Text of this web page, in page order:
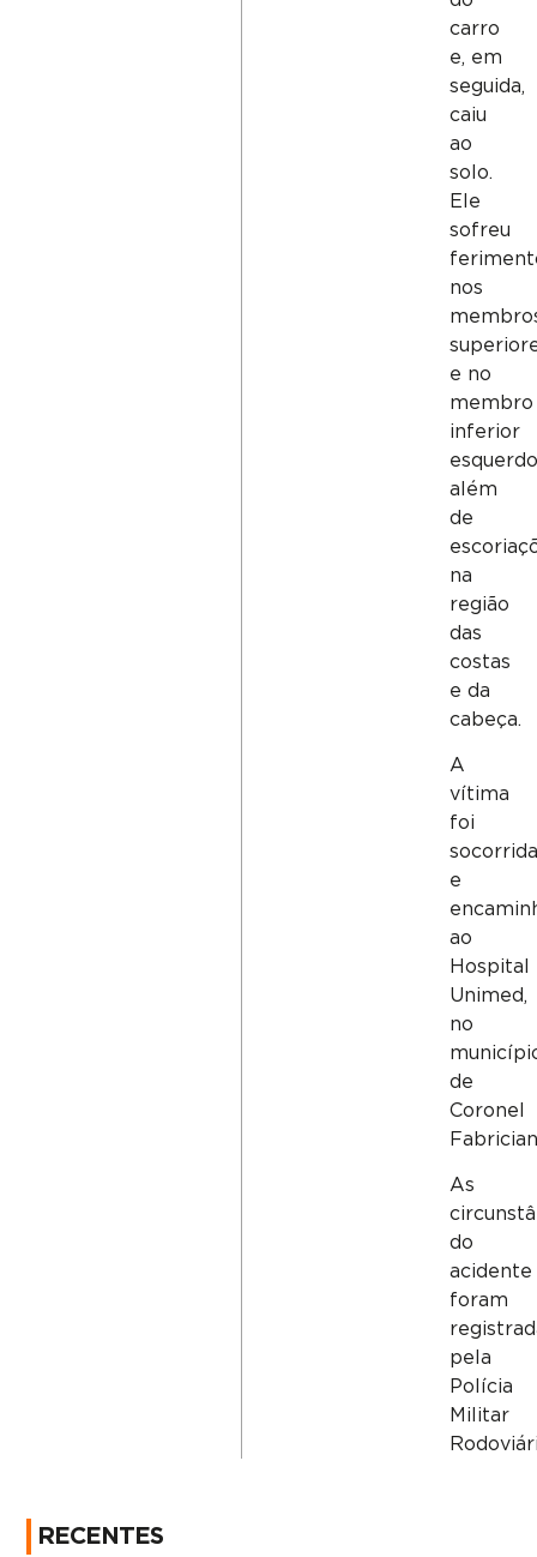
carro
e, em
seguida,
caiu
ao
solo.
Ele
sofreu
nos
e no
membro
inferior
além
de
na
região
das
costas
e da
cabeça.
A
vítima
foi
e
ao
Hospital
Unimed,
no
de
Coronel
As
do
acidente
foram
pela
Polícia
Militar
RECENTES